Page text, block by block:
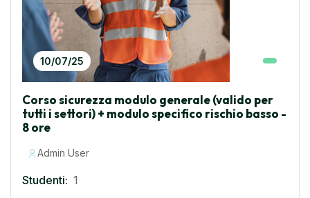
10/07/25
Corso sicurezza modulo generale (valido per
tutti i settori) + modulo specifico rischio basso -
8 ore
Admin User
Studenti: 1